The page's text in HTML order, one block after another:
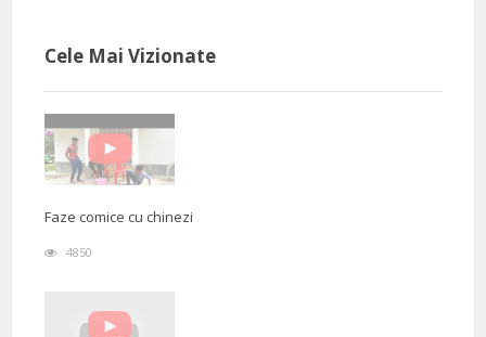
Cele Mai Vizionate
Faze comice cu chinezi
4850